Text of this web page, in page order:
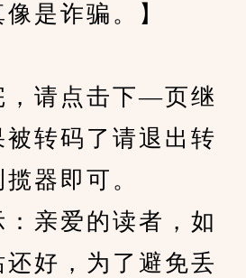
是诈骗。】
请点击下—页继
转码了请退出转
器即可。
亲爱的读者，如
好，为了避免丢